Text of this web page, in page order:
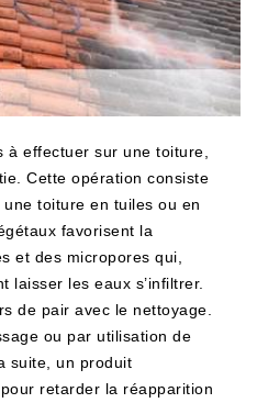
à effectuer sur une toiture,
Cette opération consiste
toiture en tuiles ou en
favorisent la
et des micropores qui,
laisser les eaux s’infiltrer.
de pair avec le nettoyage.
ou par utilisation de
suite, un produit
retarder la réapparition